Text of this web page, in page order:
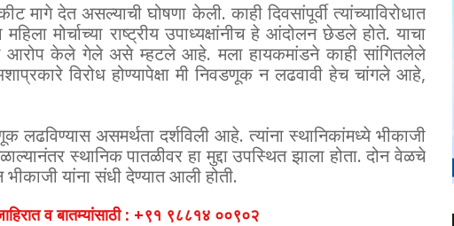
देत असल्याची घोषणा केली. काही दिवसांपूर्वी त्यांच्याविरोधात
मोर्चाच्या राष्ट्रीय उपाध्यक्षांनीच हे आंदोलन छेडले होते. याचा
आरोप केले गेले असे म्हटले आहे. मला हायकमांडने काही सांगितलेले
विरोध होण्यापेक्षा मी निवडणूक न लढवावी हेच चांगले आहे,
लढविण्यास असमर्थता दर्शविली आहे. त्यांना स्थानिकांमध्ये भीकाजी
स्थानिक पातळीवर हा मुद्दा उपस्थित झाला होता. दोन वेळचे
यांना संधी देण्यात आली होती.
व बातम्यांसाठी : +९१ ९८८१४ ००९०२